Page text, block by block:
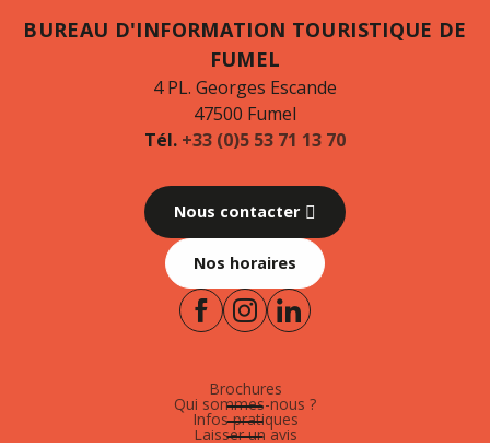
BUREAU D'INFORMATION TOURISTIQUE DE
FUMEL
4 PL. Georges Escande
47500 Fumel
Tél. +33 (0)5 53 71 13 70
Nous contacter
Nos horaires
Brochures
Qui sommes-nous ?
Infos pratiques
Laisser un avis